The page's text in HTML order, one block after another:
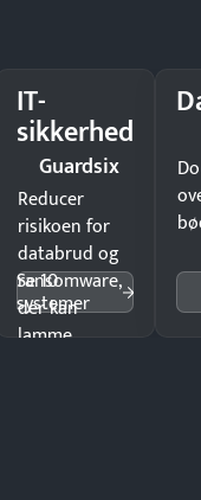
IT-
sikkerhed
Guardsix
Reducer
risikoen for
databrud og
ransomware,
der kan
lamme
Se 10
systemer